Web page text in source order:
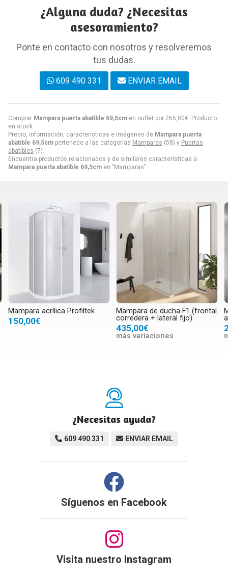
Comprar Mampara puerta abatible 69,5cm en outlet por 265,00€. Producto
en stock.
Precio, información, características e imágenes de Mampara puerta
abatible 69,5cm pertenece a las categorías Mamparas (58) y Puertas
abatibles (7).
Encuentra productos relacionados y de similares características a
Mampara puerta abatible 69,5cm en "Mamparas".
¿Alguna duda? ¿Necesitas
asesoramiento?
Ponte en contacto con nosotros y resolveremos
tus dudas.
609 490 331 ENVIAR EMAIL
Mampara acrílica Profiltek
150,00€
Mampara de ducha F1 (frontal
corredera + lateral fijo)
435,00€
más variaciones
¿Necesitas ayuda?
609 490 331 ENVIAR EMAIL
Síguenos en Facebook
Visita nuestro Instagram